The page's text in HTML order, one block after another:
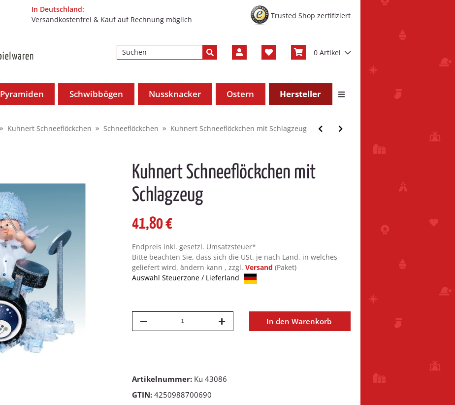
In Deutschland:
Versandkostenfrei & Kauf auf Rechnung möglich
Trusted Shop zertifiziert
0 Artikel
Pyramiden Schwibbögen Nussknacker Ostern Hersteller
Kuhnert Schneeflöckchen Schneeflöckchen Kuhnert Schneeflöckchen mit Schlagzeug
Kuhnert Schneeflöckchen mit
Schlagzeug
41,80 €
Endpreis inkl. gesetzl. Umsatzsteuer*
Bitte beachten Sie, dass sich die USt. je nach Land, in welches
geliefert wird, ändern kann , zzgl. Versand (Paket)
Auswahl Steuerzone / Lieferland
In den Warenkorb
Artikelnummer: Ku 43086
GTIN: 4250988700690